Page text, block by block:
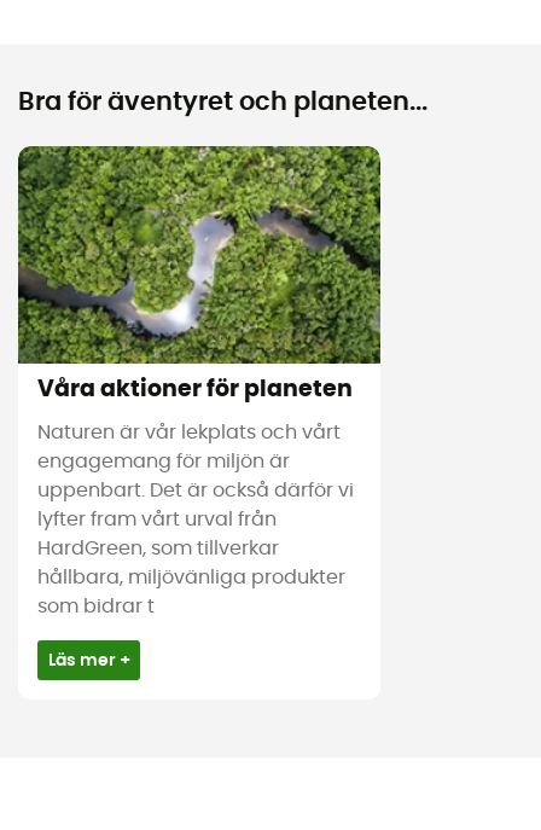
Bra för äventyret och planeten...
Våra aktioner för planeten
Naturen är vår lekplats och vårt
engagemang för miljön är
uppenbart. Det är också därför vi
lyfter fram vårt urval från
HardGreen, som tillverkar
hållbara, miljövänliga produkter
som bidrar t
Läs mer +